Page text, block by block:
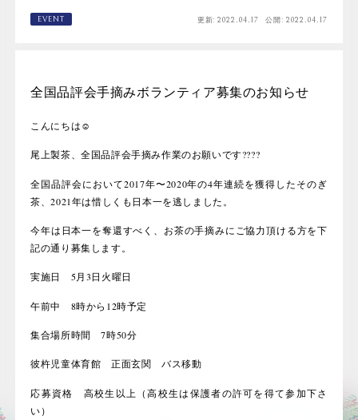
EVENT 更新:2022.04.17 公開: 2022.04.17
全国品評会手摘みボランティア募集のお知らせ
こんにちは☺️
尾上製茶、全国品評会手摘み作業のお願いです????
全国品評会において2017年〜2020年の4年連続を獲得したそのぎ
茶、2021年は惜しくも日本一を逃しました。
今年は日本一を奪還すべく、お茶の手摘みにご協力頂ける方を下
記の通り募集します。
実施日 5月3日火曜日
午前中 8時から 12時予定
集合場所時間7時50分
彼杵児童体育館 正面玄関 バス移動
応募資格 高校生以上（高校生は保護者の許可を得て参加下さ
い）